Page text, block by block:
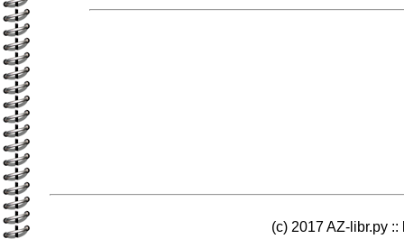
(c) 2017 AZ-libr.ру ::